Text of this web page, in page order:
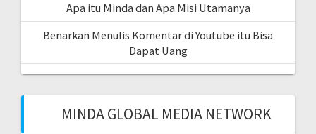
Apa itu Minda dan Apa Misi Utamanya
Benarkan Menulis Komentar di Youtube itu Bisa
Dapat Uang
MINDA GLOBAL MEDIA NETWORK